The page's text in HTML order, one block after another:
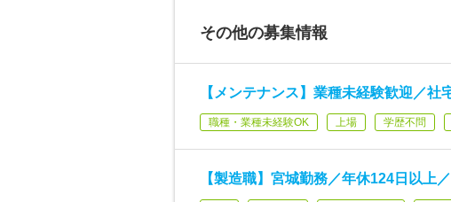
その他の募集情報
【メンテナンス】業種未経験歓迎／社
職種・業種未経験OK 上場 学歴不問
【製造職】宮城勤務／年休124日以上